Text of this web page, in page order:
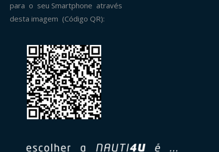
para o seu Smartphone através
desta imagem (Código QR):